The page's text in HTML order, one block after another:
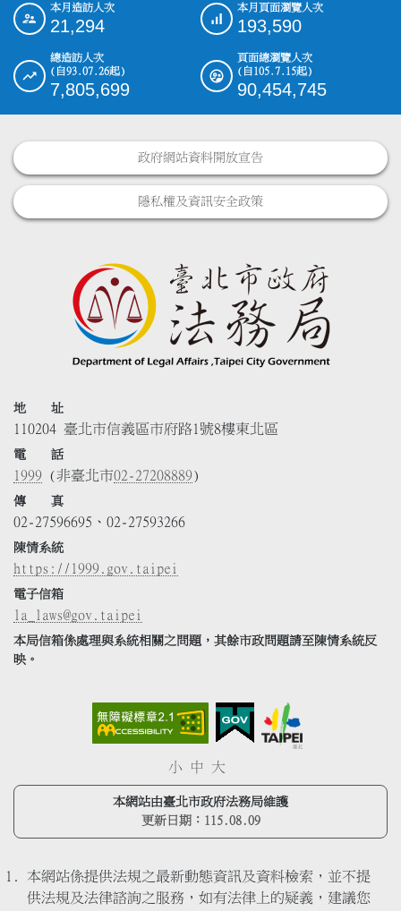
::: 本月造訪人次
21,294
本月頁面瀏覽人次
193,590
總造訪人次
(自93.07.26起)
7,805,699
頁面總瀏覽人次
(自105.7.15起)
90,454,745
政府網站資料開放宣告
隱私權及資訊安全政策
地 址
110204 臺北市信義區市府路1號8樓東北區
電 話
1999 (非臺北市02-27208889)
傳 真
02-27596695、02-27593266
陳情系統
https://1999.gov.taipei
電子信箱
la_laws@gov.taipei
本局信箱係處理與系統相關之問題，其餘市政問題請至陳情系統反
映。
小 中 大
本網站由臺北市政府法務局維護
更新日期： 115.08.09
本網站係提供法規之最新動態資訊及資料檢索，並不提
供法規及法律諮詢之服務，如有法律上的疑義，建議您